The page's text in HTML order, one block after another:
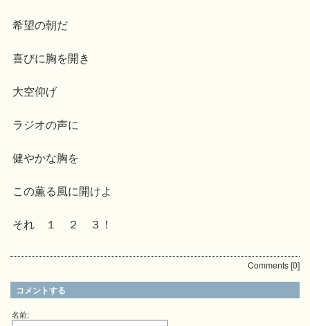
希望の朝だ
喜びに胸を開き
大空仰げ
ラジオの声に
健やかな胸を
この薫る風に開けよ
それ １ ２ ３！
Comments[0]
コメントする
名前: